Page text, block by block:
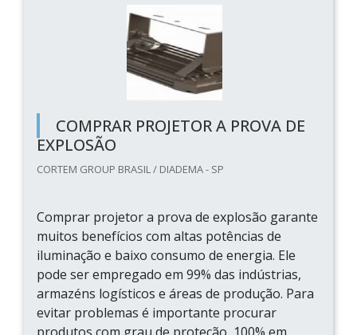
COMPRAR PROJETOR A PROVA DE
EXPLOSÃO
CORTEM GROUP BRASIL / DIADEMA - SP
Comprar projetor a prova de explosão garante
muitos benefícios com altas potências de
iluminação e baixo consumo de energia. Ele
pode ser empregado em 99% das indústrias,
armazéns logísticos e áreas de produção. Para
evitar problemas é importante procurar